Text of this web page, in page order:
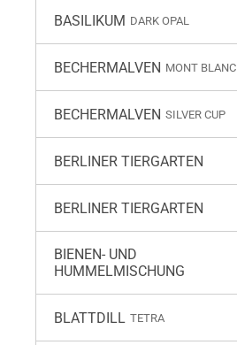
BASILIKUM DARK OPAL
BECHERMALVEN MONT BLANC
BECHERMALVEN SILVER CUP
BERLINER TIERGARTEN
BERLINER TIERGARTEN
BIENEN- UND
HUMMELMISCHUNG
BLATTDILL TETRA